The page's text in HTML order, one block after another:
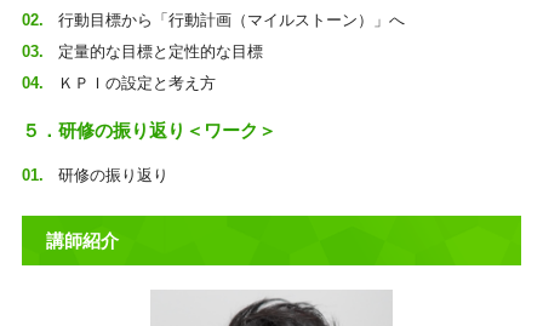
行動目標から「行動計画（マイルストーン）」へ
定量的な目標と定性的な目標
ＫＰＩの設定と考え方
５．研修の振り返り＜ワーク＞
研修の振り返り
講師紹介